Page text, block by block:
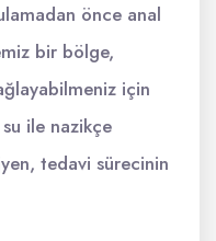
önce anal
bir bölge,
için
ile nazikçe
tedavi sürecinin